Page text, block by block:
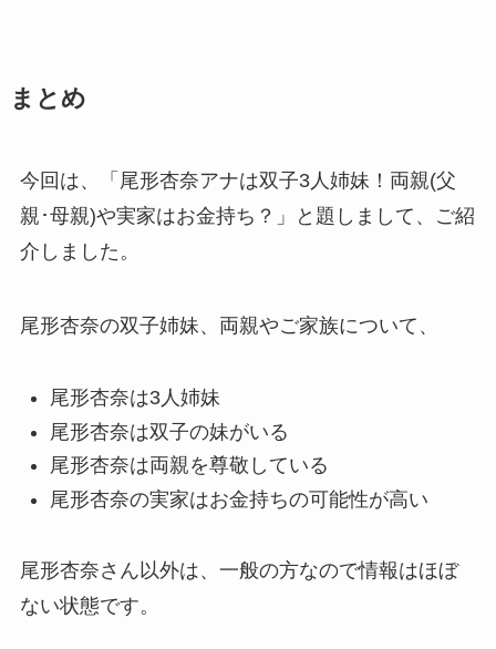
まとめ
今回は、「尾形杏奈アナは双子3人姉妹！両親(父
親･母親)や実家はお金持ち？」と題しまして、ご紹
介しました。
尾形杏奈の双子姉妹、両親やご家族について、
尾形杏奈は3人姉妹
尾形杏奈は双子の妹がいる
尾形杏奈は両親を尊敬している
尾形杏奈の実家はお金持ちの可能性が高い
尾形杏奈さん以外は、一般の方なので情報はほぼ
ない状態です。